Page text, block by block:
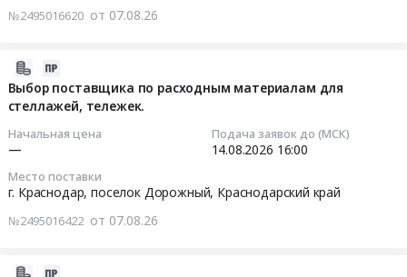
№2495016620 от 07.08.26
Выбор поставщика по расходным материалам для
стеллажей, тележек.
Начальная цена
—
Подача заявок до (МСК)
14.08.2026 16:00
Место поставки
г. Краснодар, поселок Дорожный, Краснодарский край
№2495016422 от 07.08.26